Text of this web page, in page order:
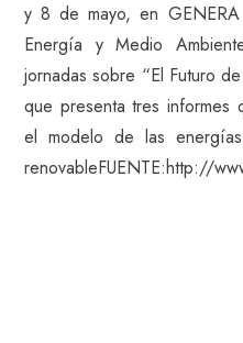
y 8 de mayo, en
Energía y Medio
jornadas sobre “El Futuro
que presenta tres informes
el modelo de las
renovableFUENTE:http://